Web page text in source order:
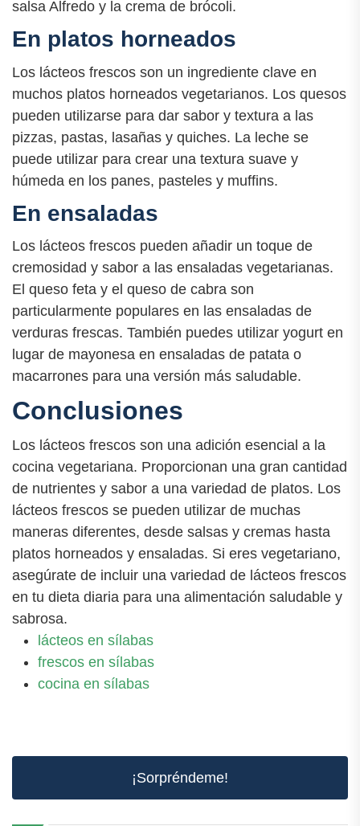
salsa Alfredo y la crema de brócoli.
En platos horneados
Los lácteos frescos son un ingrediente clave en
muchos platos horneados vegetarianos. Los quesos
pueden utilizarse para dar sabor y textura a las
pizzas, pastas, lasañas y quiches. La leche se
puede utilizar para crear una textura suave y
húmeda en los panes, pasteles y muffins.
En ensaladas
Los lácteos frescos pueden añadir un toque de
cremosidad y sabor a las ensaladas vegetarianas.
El queso feta y el queso de cabra son
particularmente populares en las ensaladas de
verduras frescas. También puedes utilizar yogurt en
lugar de mayonesa en ensaladas de patata o
macarrones para una versión más saludable.
Conclusiones
Los lácteos frescos son una adición esencial a la
cocina vegetariana. Proporcionan una gran cantidad
de nutrientes y sabor a una variedad de platos. Los
lácteos frescos se pueden utilizar de muchas
maneras diferentes, desde salsas y cremas hasta
platos horneados y ensaladas. Si eres vegetariano,
asegúrate de incluir una variedad de lácteos frescos
en tu dieta diaria para una alimentación saludable y
sabrosa.
lácteos en sílabas
frescos en sílabas
cocina en sílabas
¡Sorpréndeme!